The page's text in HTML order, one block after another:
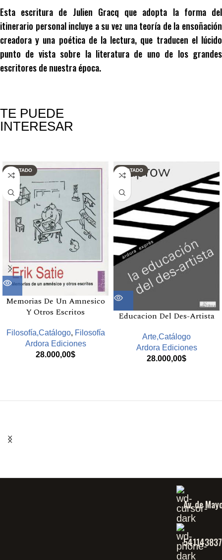
Esta escritura de Julien Gracq que adopta la forma del
itinerario personal incluye a su vez una teoría de la ensoñación
creadora y una poética de la lectura, que traducen el lúcido
punto de vista sobre la literatura de uno de los grandes
escritores de nuestra época.
TE PUEDE
INTERESAR
AGOTADO
Memorias De Un Amnesico
Y Otros Escritos
Filosofía,Catálogo, Filosofía
Ardora Ediciones
28.000,00$
AGOTADO
Educacion Del Des-Artista
Arte,Catálogo
Ardora Ediciones
28.000,00$
Av. de